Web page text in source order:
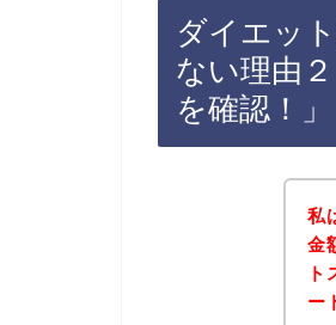
ダイエッ
ない理由
を確認！」
私
金
ー